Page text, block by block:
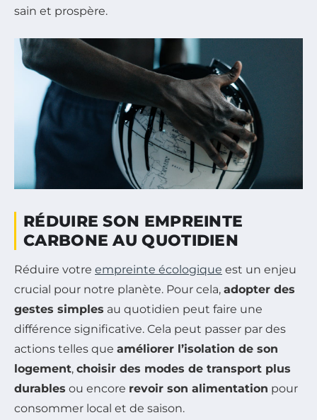
sain et prospère.
RÉDUIRE SON EMPREINTE
CARBONE AU QUOTIDIEN
Réduire votre empreinte écologique est un enjeu
crucial pour notre planète. Pour cela, adopter des
gestes simples au quotidien peut faire une
différence significative. Cela peut passer par des
actions telles que améliorer l’isolation de son
logement, choisir des modes de transport plus
durables ou encore revoir son alimentation pour
consommer local et de saison.